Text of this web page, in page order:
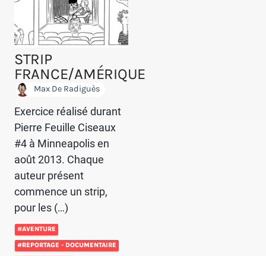
STRIP
FRANCE/AMÉRIQUE
Max De Radiguès
Exercice réalisé durant
Pierre Feuille Ciseaux
#4 à Minneapolis en
août 2013. Chaque
auteur présent
commence un strip,
pour les (…)
#AVENTURE
#REPORTAGE - DOCUMENTAIRE